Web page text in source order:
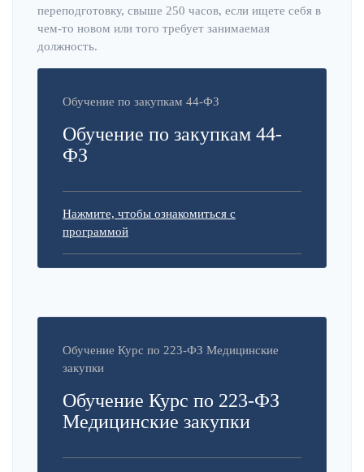
переподготовку, свыше 250 часов, если ищете себя в
чем-то новом или того требует занимаемая
должность.
Обучение по закупкам 44-ФЗ
Обучение по закупкам 44-
ФЗ
Нажмите, чтобы ознакомиться с
программой
Обучение Курс по 223-ФЗ Медицинские
закупки
Обучение Курс по 223-ФЗ
Медицинские закупки